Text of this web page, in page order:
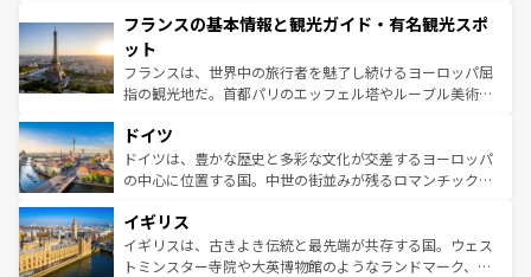
ませてくれるイタリアで、忘れられない旅をしてみよう！
なお、新着のイタリア情報は
しい。
文化が根付くこの国では、情熱的なフラメンコ、熱気あふ
れる闘牛、そして美味しいタパスが生活の一部となってい
る。首都マドリードの洗練された雰囲気や、バルセロナの
アートに溢れた街角から、地方では古代ローマ遺跡や中世
せる。地方によって風土や気候が異なるスペインはその個
性で訪れる人を魅了する。 なお、新着のスペイン情報は コ
ンテンツ一覧を参照してほしい。
フランスの基本情報と観光ガイド・有名観光スポ
ット
フランスは、世界中の旅行者を魅了し続けるヨーロッパ屈
指の観光地だ。首都パリのエッフェル塔やルーブル美術館
で、幅広い魅力が詰まっている。華麗な宮殿、歴史的な大
聖堂、美しいビーチ、そして豊かな自然が、訪れる者を心
から魅了する。また、フランスは美食の国としても知ら
いる。シャンパンの発祥地であるランス、プロヴァンスの
香り高いラベンダー畑など、多彩な楽しみ方が可能だ。さ
らに、パリ以外の地域にも魅力が溢れており、どの街角に
ドイツ
ドイツは、豊かな歴史と多彩な文化が交差するヨーロッパ
の中心に位置する国。中世の街並みが残るロマンチック街
顔を持つこの国は、どこを歩いても飽きることがない。ベ
ルリンの文化的活気、バイエルン州のアルプスの絶景、そ
してライン川沿いのワイン畑といった風景は必見。ビール
イギリス
イギリスは、古きよき伝統と最先端が共存する国。ウェス
トミンスター寺院や大英博物館のようなランドマーク、歴